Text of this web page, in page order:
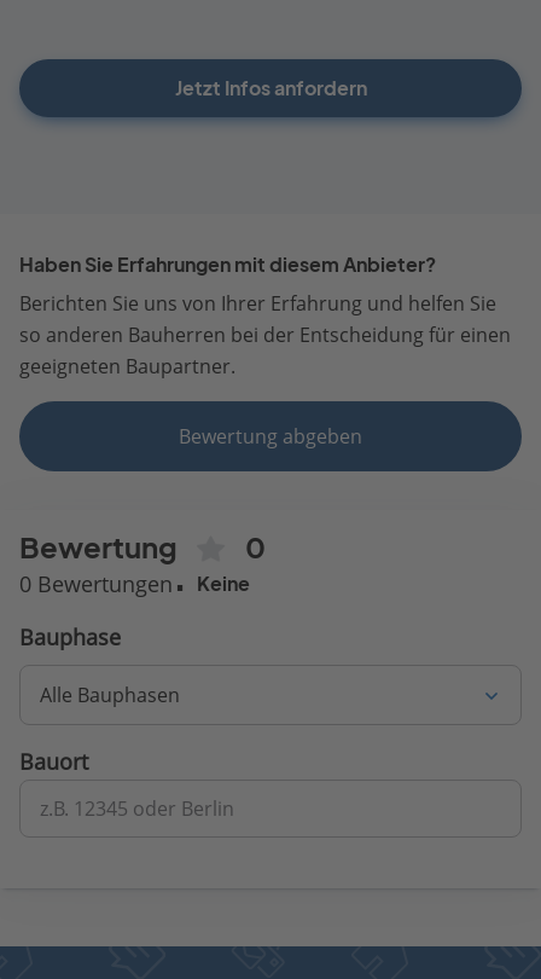
Jetzt Infos anfordern
Haben Sie Erfahrungen mit diesem Anbieter?
Berichten Sie uns von Ihrer Erfahrung und helfen Sie
so anderen Bauherren bei der Entscheidung für einen
geeigneten Baupartner.
Bewertung abgeben
Bewertung 0
0 Bewertungen Keine
Bauphase
Alle Bauphasen
Bauort
z.B. 12345 oder Berlin